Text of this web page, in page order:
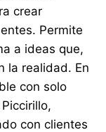
crear
Permite
a ideas que,
la realidad. En
con solo
con clientes